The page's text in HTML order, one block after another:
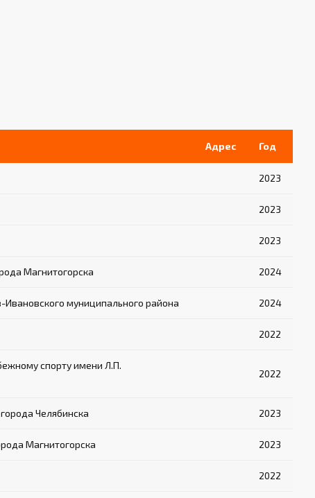
Адрес Год
2023
2023
2023
Магнитогорска 2024
муниципального района 2024
2022
спорту имени Л.П.
2022
Челябинска 2023
Магнитогорска 2023
2022